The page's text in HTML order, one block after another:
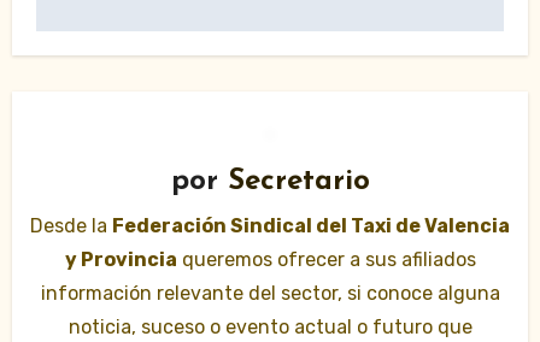
por Secretario
Desde la Federación Sindical del Taxi de Valencia
y Provincia queremos ofrecer a sus afiliados
información relevante del sector, si conoce alguna
noticia, suceso o evento actual o futuro que